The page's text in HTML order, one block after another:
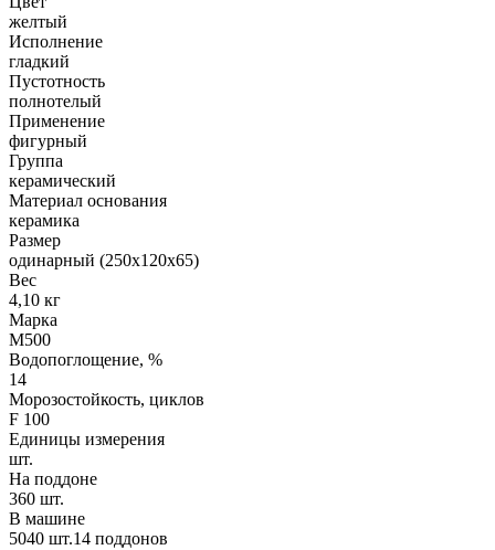
желтый
Исполнение
гладкий
Пустотность
полнотелый
Применение
фигурный
Группа
керамический
Материал основания
керамика
Размер
одинарный (250х120х65)
Вес
4,10 кг
Марка
М500
Водопоглощение, %
14
Морозостойкость, циклов
F 100
Единицы измерения
шт.
На поддоне
360 шт.
В машине
5040 шт.14 поддонов